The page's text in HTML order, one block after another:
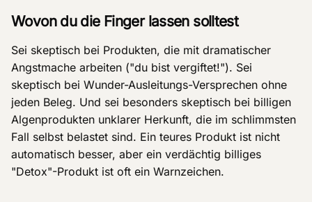
Wovon du die Finger lassen solltest
Sei skeptisch bei Produkten, die mit dramatischer
Angstmache arbeiten ("du bist vergiftet!"). Sei
skeptisch bei Wunder-Ausleitungs-Versprechen ohne
jeden Beleg. Und sei besonders skeptisch bei billigen
Algenprodukten unklarer Herkunft, die im schlimmsten
Fall selbst belastet sind. Ein teures Produkt ist nicht
automatisch besser, aber ein verdächtig billiges
"Detox"-Produkt ist oft ein Warnzeichen.